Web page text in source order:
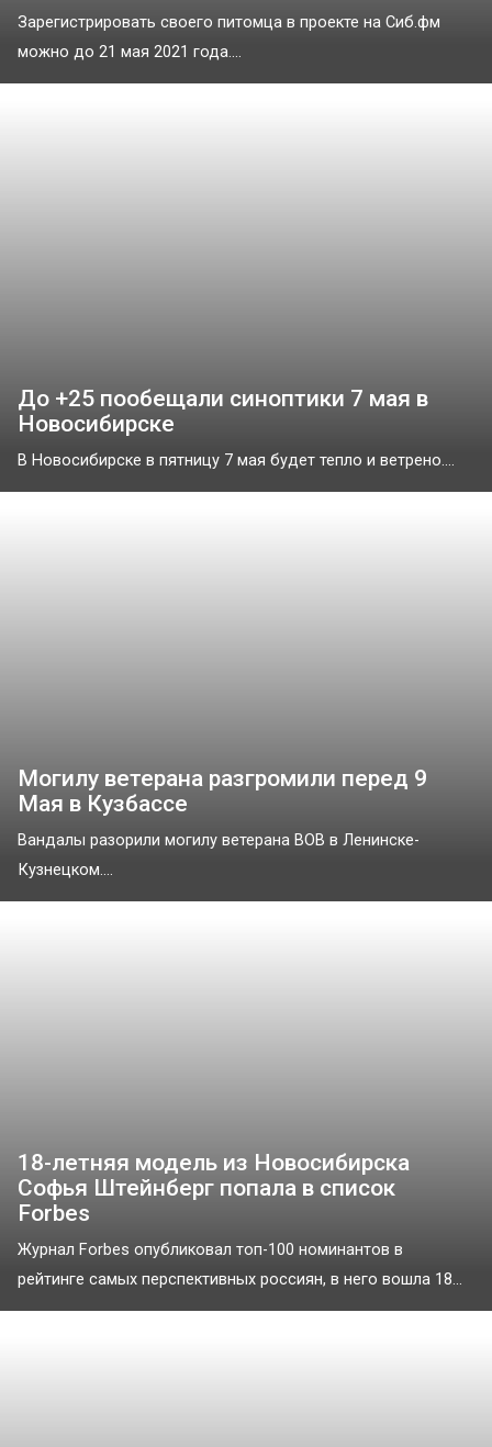
Зарегистрировать своего питомца в проекте на Сиб.фм
можно до 21 мая 2021 года....
До +25 пообещали синоптики 7 мая в
Новосибирске
В Новосибирске в пятницу 7 мая будет тепло и ветрено....
Могилу ветерана разгромили перед 9
Мая в Кузбассе
Вандалы разорили могилу ветерана ВОВ в Ленинске-
Кузнецком....
18-летняя модель из Новосибирска
Софья Штейнберг попала в список
Forbes
Журнал Forbes опубликовал топ-100 номинантов в
рейтинге самых перспективных россиян, в него вошла 18...